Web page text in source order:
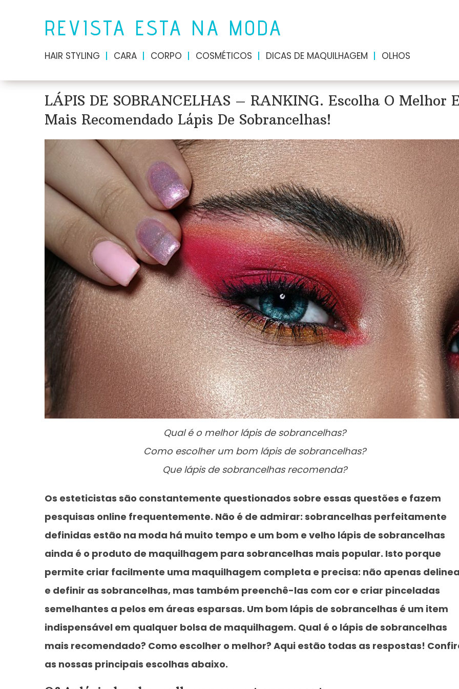
REVISTA ESTA NA MODA
HAIR STYLING CARA CORPO COSMÉTICOS DICAS DE MAQUILHAGEM OLHOS
LÁPIS DE SOBRANCELHAS – RANKING. Escolha O Melhor
Mais Recomendado Lápis De Sobrancelhas!
Qual é o melhor lápis de sobrancelhas?
Como escolher um bom lápis de sobrancelhas?
Que lápis de sobrancelhas recomenda?
Os esteticistas são constantemente questionados sobre essas questões e fazem
pesquisas online frequentemente. Não é de admirar: sobrancelhas perfeitamente
definidas estão na moda há muito tempo e um bom e velho lápis de sobrancelhas
ainda é o produto de maquilhagem para sobrancelhas mais popular. Isto porque
permite criar facilmente uma maquilhagem completa e precisa: não apenas
e definir as sobrancelhas, mas também preenchê-las com cor e criar pinceladas
semelhantes a pelos em áreas esparsas. Um bom lápis de sobrancelhas é um item
indispensável em qualquer bolsa de maquilhagem. Qual é o lápis de sobrancelhas
mais recomendado? Como escolher o melhor? Aqui estão todas as respostas!
as nossas principais escolhas abaixo.